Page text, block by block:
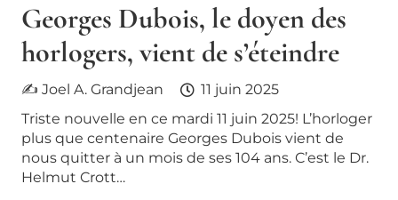
Georges Dubois, le doyen des
horlogers, vient de s’éteindre
✍ Joel A. Grandjean
11 juin 2025
Triste nouvelle en ce mardi 11 juin 2025! L’horloger
plus que centenaire Georges Dubois vient de
nous quitter à un mois de ses 104 ans. C’est le Dr.
Helmut Crott…